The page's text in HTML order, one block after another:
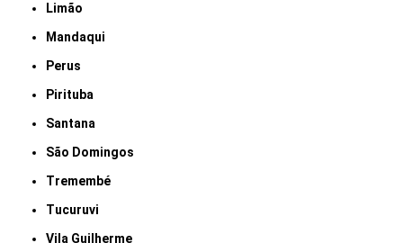
Limão
Mandaqui
Perus
Pirituba
Santana
São Domingos
Tremembé
Tucuruvi
Vila Guilherme